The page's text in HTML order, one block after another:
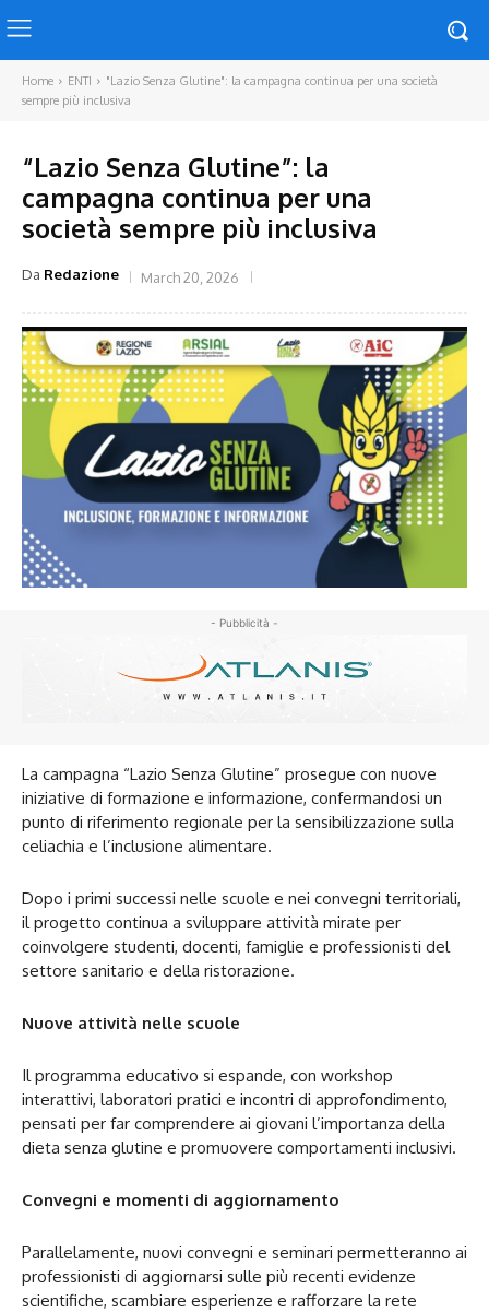
Home ENTI
"Lazio Senza Glutine": la campagna continua per una società
sempre più inclusiva
“Lazio Senza Glutine”: la
campagna continua per una
società sempre più inclusiva
Da Redazione March 20, 2026
- Pubblicità -
La campagna “Lazio Senza Glutine” prosegue con nuove
iniziative di formazione e informazione, confermandosi un
punto di riferimento regionale per la sensibilizzazione sulla
celiachia e l’inclusione alimentare.
Dopo i primi successi nelle scuole e nei convegni territoriali,
il progetto continua a sviluppare attività mirate per
coinvolgere studenti, docenti, famiglie e professionisti del
settore sanitario e della ristorazione.
Nuove attività nelle scuole
Il programma educativo si espande, con workshop
interattivi, laboratori pratici e incontri di approfondimento,
pensati per far comprendere ai giovani l’importanza della
dieta senza glutine e promuovere comportamenti inclusivi.
Convegni e momenti di aggiornamento
Parallelamente, nuovi convegni e seminari permetteranno ai
professionisti di aggiornarsi sulle più recenti evidenze
scientifiche, scambiare esperienze e rafforzare la rete